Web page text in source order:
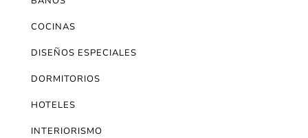
COCINAS
DISEÑOS ESPECIALES
DORMITORIOS
HOTELES
INTERIORISMO